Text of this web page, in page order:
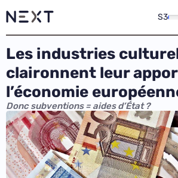
S3
Les industries
claironnent leur
l’économie
Donc subventions = aides d’État ?